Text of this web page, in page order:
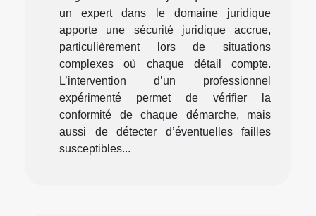
un expert dans le domaine juridique
apporte une sécurité juridique accrue,
particulièrement lors de situations
complexes où chaque détail compte.
L’intervention d’un professionnel
expérimenté permet de vérifier la
conformité de chaque démarche, mais
aussi de détecter d’éventuelles failles
susceptibles...